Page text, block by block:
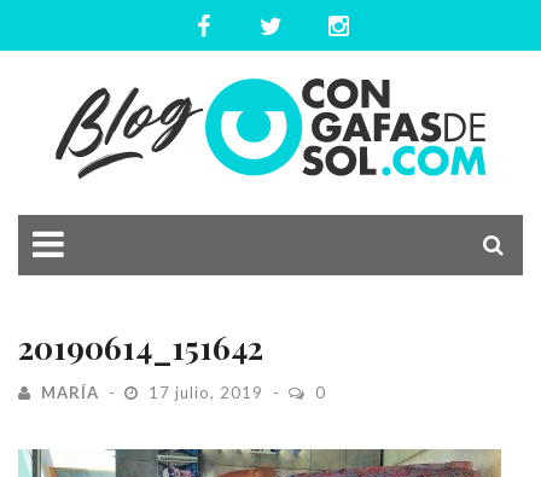
20190614_151642
MARÍA 17 julio, 2019 0